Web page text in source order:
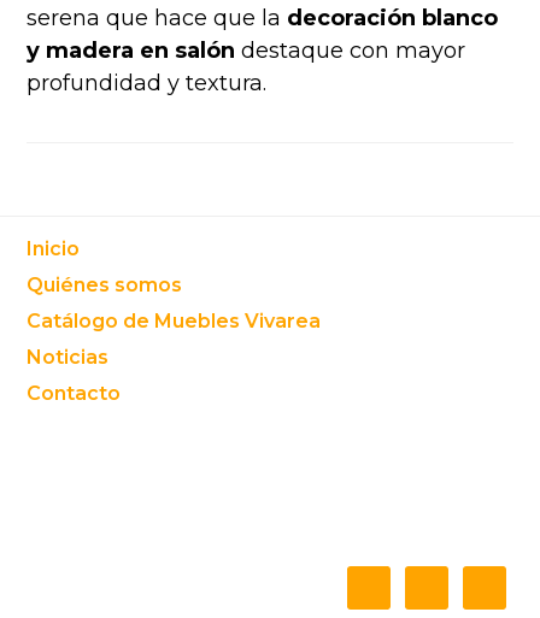
serena que hace que la decoración blanco
y madera en salón destaque con mayor
profundidad y textura.
Footer
Inicio
Quiénes somos
Catálogo de Muebles Vivarea
Noticias
Contacto